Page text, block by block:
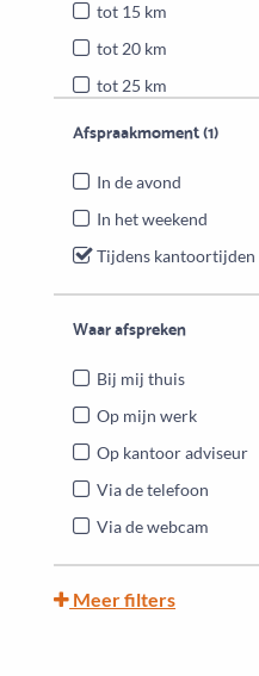
tot 15 km
tot 20 km
tot 25 km
Heel Nederland
Afspraakmoment(1)
In de avond
In het weekend
Tijdens kantoortijden
Waar afspreken
Bij mij thuis
Op mijn werk
Op kantoor adviseur
Via de telefoon
Via de webcam
Meer filters